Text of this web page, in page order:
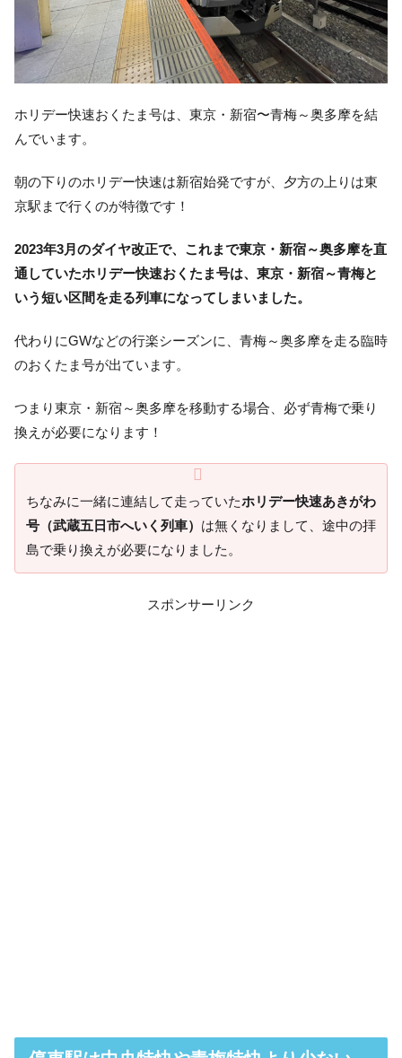
ホリデー快速おくたま号は、東京・新宿〜青梅～奥多摩を結
んでいます。
朝の下りのホリデー快速は新宿始発ですが、夕方の上りは東
京駅まで行くのが特徴です！
2023年3月のダイヤ改正で、これまで東京・新宿～奥多摩を直
通していたホリデー快速おくたま号は、東京・新宿～青梅と
いう短い区間を走る列車になってしまいました。
代わりにGWなどの行楽シーズンに、青梅～奥多摩を走る臨時
のおくたま号が出ています。
つまり東京・新宿～奥多摩を移動する場合、必ず青梅で乗り
換えが必要になります！
ちなみに一緒に連結して走っていたホリデー快速あきがわ
号（武蔵五日市へいく列車） は無くなりまして、途中の拝
島で乗り換えが必要になりました。
スポンサーリンク